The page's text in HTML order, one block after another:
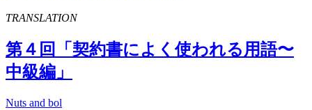
TRANSLATION
第４回「契約書によく使われる用語〜
中級編」
Nuts and bol